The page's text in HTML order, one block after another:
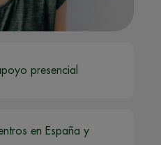
presencial
en España y